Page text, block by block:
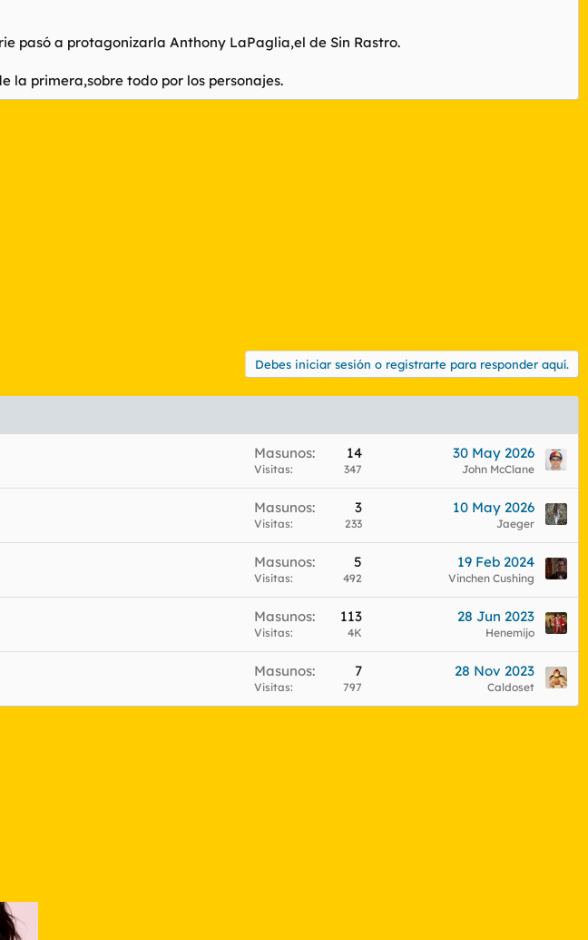
pasó a protagonizarla Anthony LaPaglia,el de Sin Rastro.
la primera,sobre todo por los personajes.
Debes iniciar sesión o registrarte para responder aquí.
Masunos 14
Visitas 347
30 May 2026
John McClane
Masunos 3
Visitas 233
10 May 2026
Jaeger
Masunos 5
Visitas 492
19 Feb 2024
Vinchen Cushing
Masunos 113
Visitas 4K
28 Jun 2023
Henemijo
Masunos 7
Visitas 797
28 Nov 2023
Caldoset